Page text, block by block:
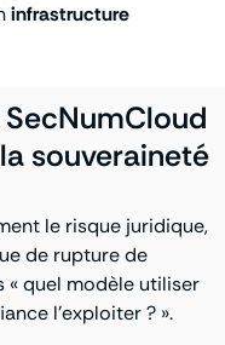
infrastructure
souveraineté
le risque juridique,
de rupture de
« quel modèle utiliser
l’exploiter ? ».